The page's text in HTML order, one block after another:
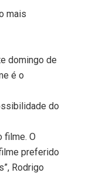
mais
domingo de
é o
do
filme. O
preferido
Rodrigo